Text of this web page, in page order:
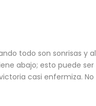
todo son sonrisas y
abajo; esto puede
casi enfermiza.